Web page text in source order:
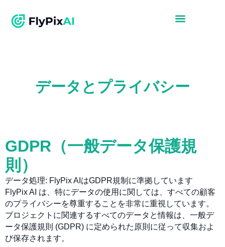
データとプライバシー
GDPR（一般データ保護規
則）
データ処理: FlyPix AIはGDPR規制に準拠しています
FlyPix AI は、特にデータの使用に関しては、すべての顧客
のプライバシーを尊重することを非常に重視しています。
プロジェクトに関連するすべてのデータと情報は、一般デ
ータ保護規則 (GDPR) に定められた原則に従って収集およ
び保存されます。